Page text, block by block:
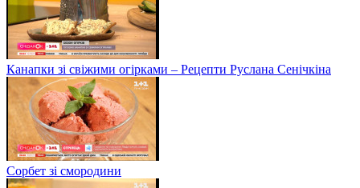
Канапки зі свіжими огірками – Рецепти Руслана Сенічкіна
Сорбет зі смородини